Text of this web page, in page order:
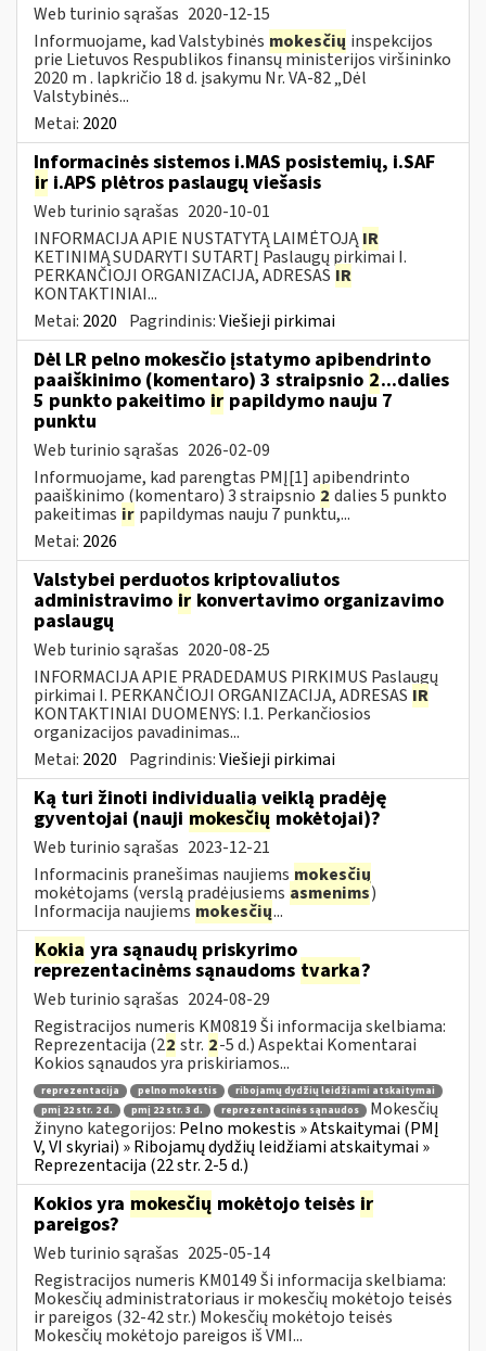
Web turinio sąrašas 2020-12-15
Informuojame, kad Valstybinės mokesčių inspekcijos
prie Lietuvos Respublikos finansų ministerijos viršininko
2020 m . lapkričio 18 d. įsakymu Nr. VA-82 „Dėl
Valstybinės...
Metai: 2020
Informacinės sistemos i.MAS posistemių, i.SAF
ir i.APS plėtros paslaugų viešasis
Web turinio sąrašas 2020-10-01
INFORMACIJA APIE NUSTATYTĄ LAIMĖTOJĄIR
KETINIMĄ SUDARYTI SUTARTĮ Paslaugų pirkimai I.
PERKANČIOJI ORGANIZACIJA, ADRESAS IR
KONTAKTINIAI...
Metai: 2020 Pagrindinis:Viešieji pirkimai
Dėl LR pelno mokesčio įstatymo apibendrinto
paaiškinimo (komentaro) 3 straipsnio 2...dalies
5 punkto pakeitimo ir papildymo nauju 7
punktu
Web turinio sąrašas 2026-02-09
Informuojame, kad parengtas PMĮ[1] apibendrinto
paaiškinimo (komentaro) 3 straipsnio 2 dalies 5 punkto
pakeitimas ir papildymas nauju 7 punktu,...
Metai: 2026
Valstybei perduotos kriptovaliutos
administravimo ir konvertavimo organizavimo
paslaugų
Web turinio sąrašas 2020-08-25
INFORMACIJA APIE PRADEDAMUS PIRKIMUS Paslaugų
pirkimai I. PERKANČIOJI ORGANIZACIJA, ADRESAS IR
KONTAKTINIAI DUOMENYS: I.1. Perkančiosios
organizacijos pavadinimas...
Metai: 2020 Pagrindinis:Viešieji pirkimai
Ką turi žinoti individualią veiklą pradėję
gyventojai (nauji mokesčių mokėtojai)?
Web turinio sąrašas 2023-12-21
Informacinis pranešimas naujiems mokesčių
mokėtojams (verslą pradėjusiems asmenims)
Informacija naujiems mokesčių...
Kokia yra sąnaudų priskyrimo
reprezentacinėms sąnaudoms tvarka?
Web turinio sąrašas 2024-08-29
Registracijos numeris KM0819 Ši informacija skelbiama:
Reprezentacija (22 str. 2-5 d.) Aspektai Komentarai
Kokios sąnaudos yra priskiriamos...
reprezentacija pelno mokestis
ribojamų dydžių leidžiami atskaitymai
pmį 22 str. 2 d.
pmį 22 str. 3 d. reprezentacinės sąnaudos
Mokesčių
žinyno kategorijos: Pelno mokestis » Atskaitymai (PMĮ
V, VI skyriai) » Ribojamų dydžių leidžiami atskaitymai »
Reprezentacija (22 str. 2-5 d.)
Kokios yra mokesčių mokėtojo teisės ir
pareigos?
Web turinio sąrašas 2025-05-14
Registracijos numeris KM0149 Ši informacija skelbiama:
Mokesčių administratoriaus ir mokesčių mokėtojo teisės
ir pareigos (32-42 str.) Mokesčių mokėtojo teisės
Mokesčių mokėtojo pareigos iš VMI...